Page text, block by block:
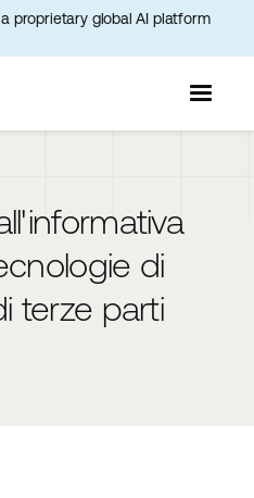
proprietary global AI platform
di
terze parti